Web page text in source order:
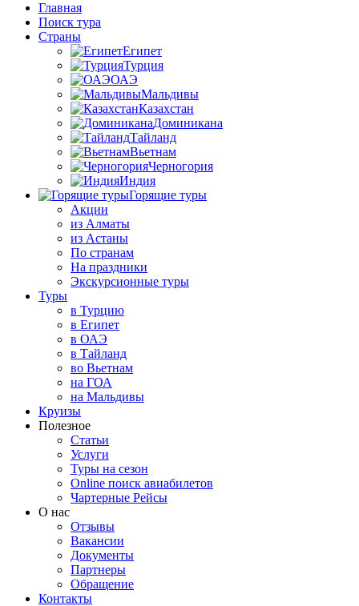
Главная
Поиск тура
Страны
Египет
Турция
ОАЭ
Мальдивы
Казахстан
Доминикана
Тайланд
Вьетнам
Черногория
Индия
Горящие туры
Акции
из Алматы
из Астаны
По странам
На праздники
Экскурсионные туры
Туры
в Турцию
в Египет
в ОАЭ
в Тайланд
во Вьетнам
на ГОА
на Мальдивы
Круизы
Полезное
Статьи
Услуги
Туры на сезон
Online поиск авиабилетов
Чартерные Рейсы
О нас
Отзывы
Вакансии
Документы
Партнеры
Обращение
Контакты